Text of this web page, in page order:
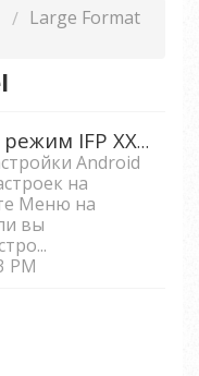
Large Format
Как отключить ECO режим IFP XX50-2.
Android
на
Меню на
вы
PM